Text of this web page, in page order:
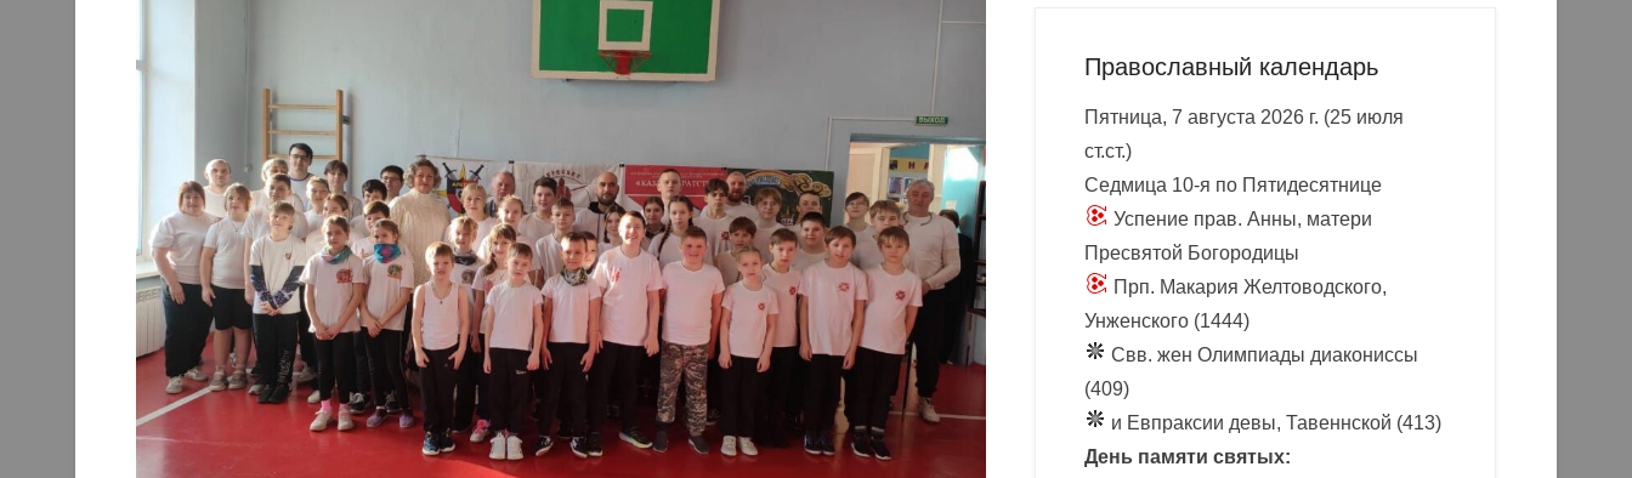
Православный календарь
Пятница, 7 августа 2026 г. (25 июля
ст.ст.)
Седмица 10-я по Пятидесятнице
Успение прав. Анны, матери
Пресвятой Богородицы
Прп. Макария Желтоводского,
Унженского (1444)
Свв. жен Олимпиады диакониссы
(409)
и Евпраксии девы, Тавеннской (413)
День памяти святых: